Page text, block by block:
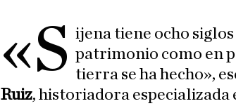
«S ijena tiene ocho
patrimonio como en
tierra se ha hecho»,
Ruiz, historiadora